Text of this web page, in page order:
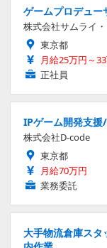
ゲームプロデュー
株式会社サムライ
東京都
月給25万円～
正社員
IPゲーム開発支援
株式会社D-code
東京都
月給70万円
業務委託
大手物流倉庫ス